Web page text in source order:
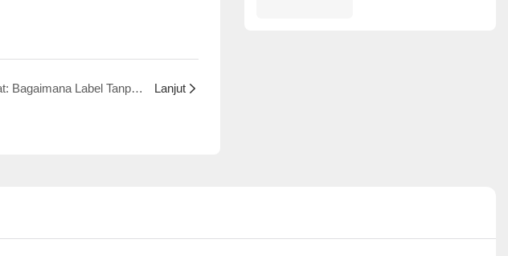
Keunggulan yang Tak Terlihat: Bagaimana Label Tanpa Liner Mengurangi Biaya dan Meningkatkan Efisiensi Lanjut